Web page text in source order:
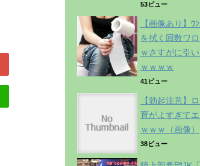
53ビュー
【画像あり】
を拭く回数ワ
ｗさすがに引
ｗｗｗｗ
41ビュー
【勃起注意】
育がよすぎて
ｗｗｗ（画像）
38ビュー